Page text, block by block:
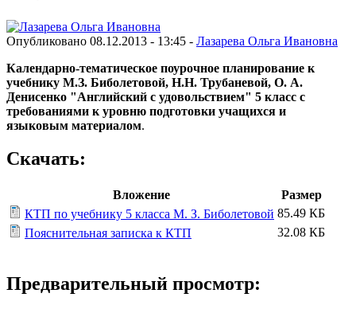
Опубликовано 08.12.2013 - 13:45 - Лазарева Ольга Ивановна
Календарно-тематическое поурочное планирование к
учебнику М.З. Биболетовой, Н.Н. Трубаневой, О. А.
Денисенко "Английский с удовольствием" 5 класс с
требованиями к уровню подготовки учащихся и
языковым материалом.
Скачать:
Вложение
Размер
КТП по учебнику 5 класса М. З. Биболетовой 85.49 КБ
Пояснительная записка к КТП
32.08 КБ
Предварительный просмотр: